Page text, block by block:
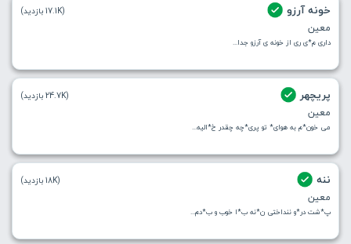
خونه آرزو
معین
داری م*ی ری از خونه‌ ی آرزو جدا...
(17.1K بازدید)
پریچهر
معین
می خون*م به هوای* تو پری*چه چقدر خ*الیه...
(24.7K بازدید)
ننه
معین
پ*شت در*و ننداختی ن*نه ب*ا خوب و ب*دم...
(18K بازدید)